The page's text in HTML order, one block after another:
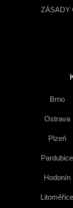
ZÁSADY
Brno
Ostrava
Plzeň
Pardubice
Hodonín
Litoměřice